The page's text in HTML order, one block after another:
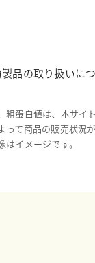
品の取り扱いに
粗蛋白値は、本サイ
って商品の販売状況
はイメージです。